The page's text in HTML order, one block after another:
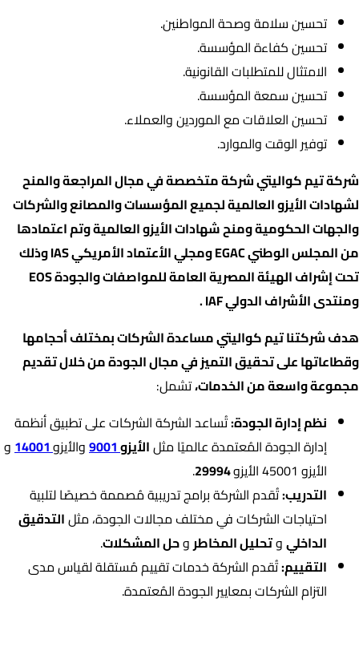
تحسين سلامة وصحة المواطنين.
تحسين كفاءة المؤسسة.
الامتثال للمتطلبات القانونية.
تحسين سمعة المؤسسة.
تحسين العلاقات مع الموردين والعملاء.
توفير الوقت والموارد.
شركة تيم كواليتي شركة متخصصة في مجال المراجعة والمنح
لشهادات الأيزو العالمية لجميع المؤسسات والمصانع والشركات
والجهات الحكومية ومنح شهادات الأيزو العالمية وتم اعتمادها
من المجلس الوطني EGAC ومجلي الأعتماد الأمريكي IAS وذلك
تحت إشراف الهيئة المصرية العامة للمواصفات والجودة EOS
ومنتدى الأشراف الدولي IAF .
هدف شركتنا تيم كواليتي مساعدة الشركات بمختلف أحجامها
وقطاعاتها على تحقيق التميز في مجال الجودة من خلال تقديم
مجموعة واسعة من الخدمات،تشمل:
نظم إدارة الجودة:تُساعد الشركة الشركات على تطبيق أنظمة
إدارة الجودة المُعتمدة عالميًا مثلالأيزو9001والأيزو14001و
الأيزو 45001 الأيزو
.
التدريب:تُقدم الشركة برامج تدريبية مُصممة خصيصًا لتلبية
احتياجات الشركات في مختلف مجالات الجودة، مثلالتدقيق
الداخليوتحليل المخاطروحل المشكلات.
التقييم:تُقدم الشركة خدمات تقييم مُستقلة لقياس مدى
التزام الشركات بمعايير الجودة المُعتمدة.